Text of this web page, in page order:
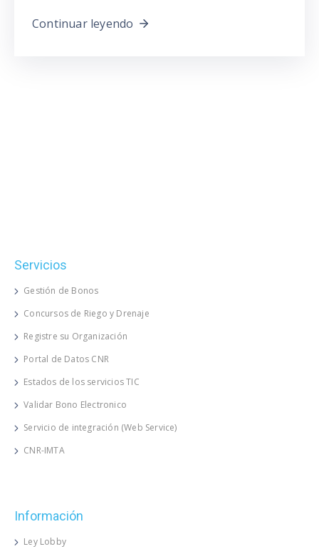
Continuar leyendo
Servicios
Gestión de Bonos
Concursos de Riego y Drenaje
Registre su Organización
Portal de Datos CNR
Estados de los servicios TIC
Validar Bono Electronico
Servicio de integración (Web Service)
CNR-IMTA
Información
Ley Lobby